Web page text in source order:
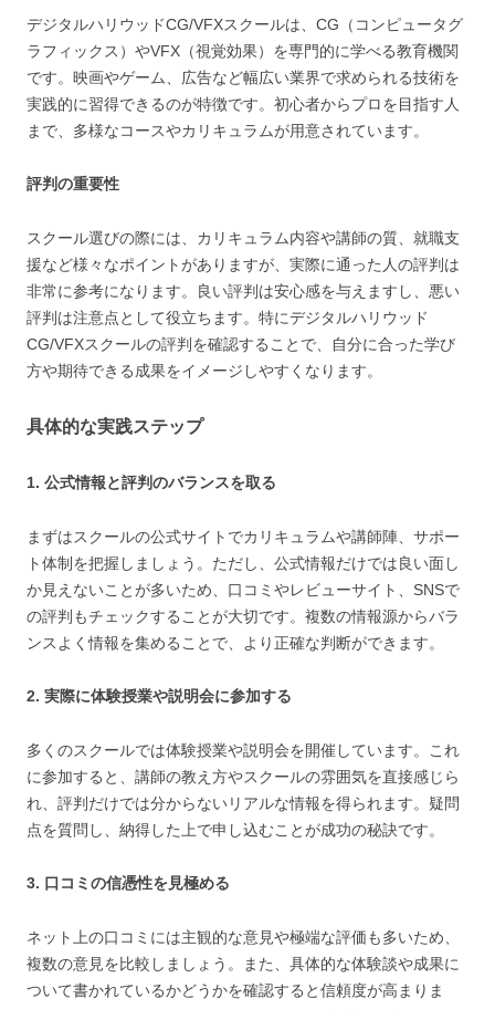
デジタルハリウッドCG/VFXスクールは、CG（コンピュータグ
ラフィックス）やVFX（視覚効果）を専門的に学べる教育機関
です。映画やゲーム、広告など幅広い業界で求められる技術を
実践的に習得できるのが特徴です。初心者からプロを目指す人
まで、多様なコースやカリキュラムが用意されています。
評判の重要性
スクール選びの際には、カリキュラム内容や講師の質、就職支
援など様々なポイントがありますが、実際に通った人の評判は
非常に参考になります。良い評判は安心感を与えますし、悪い
評判は注意点として役立ちます。特にデジタルハリウッド
CG/VFXスクールの評判を確認することで、自分に合った学び
方や期待できる成果をイメージしやすくなります。
具体的な実践ステップ
1. 公式情報と評判のバランスを取る
まずはスクールの公式サイトでカリキュラムや講師陣、サポー
ト体制を把握しましょう。ただし、公式情報だけでは良い面し
か見えないことが多いため、口コミやレビューサイト、SNSで
の評判もチェックすることが大切です。複数の情報源からバラ
ンスよく情報を集めることで、より正確な判断ができます。
2. 実際に体験授業や説明会に参加する
多くのスクールでは体験授業や説明会を開催しています。これ
に参加すると、講師の教え方やスクールの雰囲気を直接感じら
れ、評判だけでは分からないリアルな情報を得られます。疑問
点を質問し、納得した上で申し込むことが成功の秘訣です。
3. 口コミの信憑性を見極める
ネット上の口コミには主観的な意見や極端な評価も多いため、
複数の意見を比較しましょう。また、具体的な体験談や成果に
ついて書かれているかどうかを確認すると信頼度が高まりま